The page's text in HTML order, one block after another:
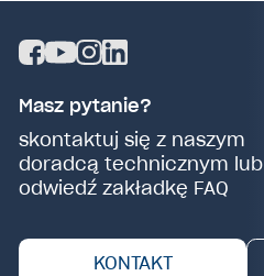
Masz pytanie?
skontaktuj się z naszym
doradcą technicznym lub
odwiedź zakładkę FAQ
KONTAKT